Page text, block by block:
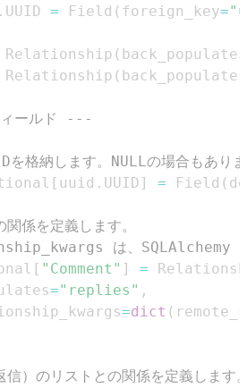
. UUID = Field ( foreign_key=
Relationship ( back_populates
Relationship ( back_populates
ールド ---
格納します。NULLの場合もあり
[ uuid . UUID ] = Field (
係を定義します。
は、SQLAlchemy が自
[ "Comment" ] =
="replies" ,
=dict (
）のリストとの関係を定義します